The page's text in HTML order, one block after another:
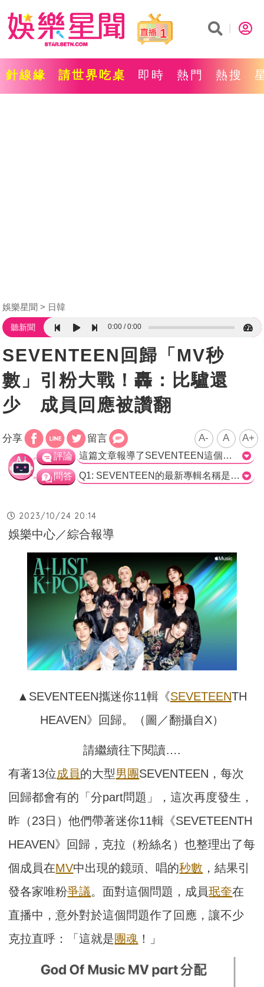
1
針線緣 請世界吃桌 即時 熱門 熱搜
娛樂星聞 日韓
聽新聞 0:00 0:00
SEVENTEEN回歸「MV秒
數」引粉大戰！轟：比驢還
少 成員回應被讚翻
分享 留言 A- A A+
評論 這篇文章報導了SEVENTEEN這個大型男團的最新回歸，並提到了他們的歌曲在全球的成功及好成績。然而，文章也提到了成員之間在歌曲中的分配問題引起了粉絲之間的爭議。成員?奎在直播中對此作了回應，表示他並不在意自己的part有多少，這一回應受到了粉絲們的讚揚。 SEVENTEEN的回歸確實受到了廣大粉絲的關注，而且他們在音源榜單上也取得了不錯的成績。這顯示了他們的團體實力和受歡迎程度。然而，在成員part分配上引發的討論也證明了粉絲對於成員個人魅力的關注和追求。 在這個大型團體中，成員之間的差異在part分配上是難以避免的。有些成員可能在某些歌曲中出現的時間較少，這很可能讓他們的粉絲感到不滿。然而，成員?奎在這次直播中表達了自己對於此問題的不在意態度。這樣的態度不僅顯示了?奎的專業態度，也讓粉絲們更加欣賞他。他的回應也讓人看到了SEVENTEEN作為一個團體的凝聚力和成員間的和諧。 在眾多的音樂市場競爭中，SEVENTEEN的成功不僅僅體現在音源榜單上，更重要的是他們能夠保持著穩定的粉絲基礎和廣泛的支持。這也證明了他們的音樂和表演能力得到了認可。對於這個團體來說，成員之間的和諧和相互尊重是他們能夠長久發展的重要因素之一。 總結而言，這篇報導中提到了SEVENTEEN的回歸和他們在音源榜單上的好成績。同時也提到了成員之間在歌曲part分配上的爭議引起的討論。成員?奎在直播中的回應展示了他的專業態度和成員間的和諧關係。這篇文章報導了SEVENTEEN回歸的重要資訊，並突出了他們的成就和粉絲們對於成員的支持和關注。>
問答 Q1: SEVENTEEN的最新專輯名稱是什麼？ 正確答案：SEVETEENTH HEAVEN Q2: SEVENTEEN的最新專輯在全球音源排行榜上取得了什麼成績？ 正確答案：在全球都佔據第一名 Q3: 成員?奎在直播中回應了什麼問題？ 正確答案：新歌的part很少不會覺得傷心嗎？他表示完全不會傷心。
2023/10/24 20:14
娛樂中心／綜合報導
▲SEVENTEEN攜迷你11輯《SEVETEENTH
HEAVEN》回歸。（圖／翻攝自X）
請繼續往下閱讀….
有著13位成員的大型男團SEVENTEEN，每次
回歸都會有的「分part問題」，這次再度發生，
昨（23日）他們帶著迷你11輯《SEVETEENTH
HEAVEN》回歸，克拉（粉絲名）也整理出了每
個成員在MV中出現的鏡頭、唱的秒數 ，結果引
發各家唯粉爭議。面對這個問題，成員珉奎在
直播中，意外對於這個問題作了回應，讓不少
克拉直呼：「這就是團魂 ！」